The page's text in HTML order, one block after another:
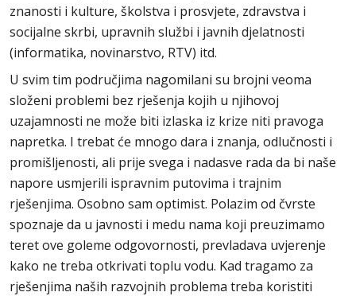
znanosti i kulture, školstva i prosvjete, zdravstva i
socijalne skrbi, upravnih službi i javnih djelatnosti
(informatika, novinarstvo, RTV) itd.
U svim tim područjima nagomilani su brojni veoma
složeni problemi bez rješenja kojih u njihovoj
uzajamnosti ne može biti izlaska iz krize niti pravoga
napretka. I trebat će mnogo dara i znanja, odlučnosti i
promišljenosti, ali prije svega i nadasve rada da bi naše
napore usmjerili ispravnim putovima i trajnim
rješenjima. Osobno sam optimist. Polazim od čvrste
spoznaje da u javnosti i medu nama koji preuzimamo
teret ove goleme odgovornosti, prevladava uvjerenje
kako ne treba otkrivati toplu vodu. Kad tragamo za
rješenjima naših razvojnih problema treba koristiti